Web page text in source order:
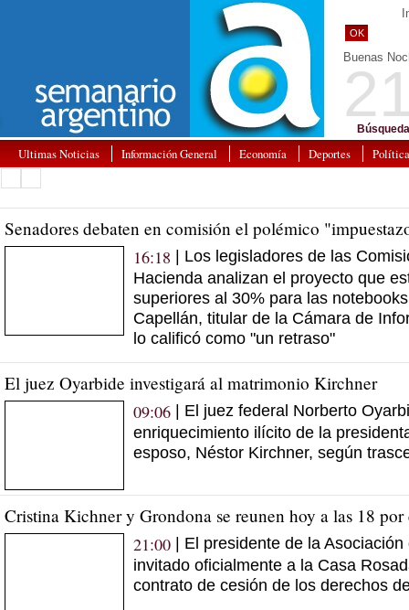
OK
Buenas
Ultimas Noticias Información General Economía Deportes Política
Senadores debaten en comisión el polémico
16:18 | Los legisladores de las
Hacienda analizan el proyecto que
superiores al 30% para las
Capellán, titular de la Cámara de
lo calificó como "un retraso"
El juez Oyarbide investigará al matrimonio Kirchner
09:06 | El juez federal Norberto
enriquecimiento ilícito de la
esposo, Néstor Kirchner, según
Cristina Kichner y Grondona se reunen hoy a las 18
21:00 | El presidente de la
invitado oficialmente a la Casa
contrato de cesión de los derechos